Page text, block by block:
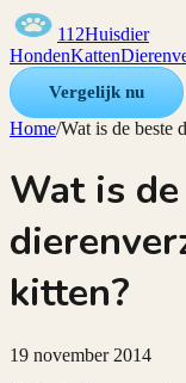
112Huisdier
HondenKatten
Vergelijk nu
Home/Wat is de beste
Wat is
kitten?
19 november 2014